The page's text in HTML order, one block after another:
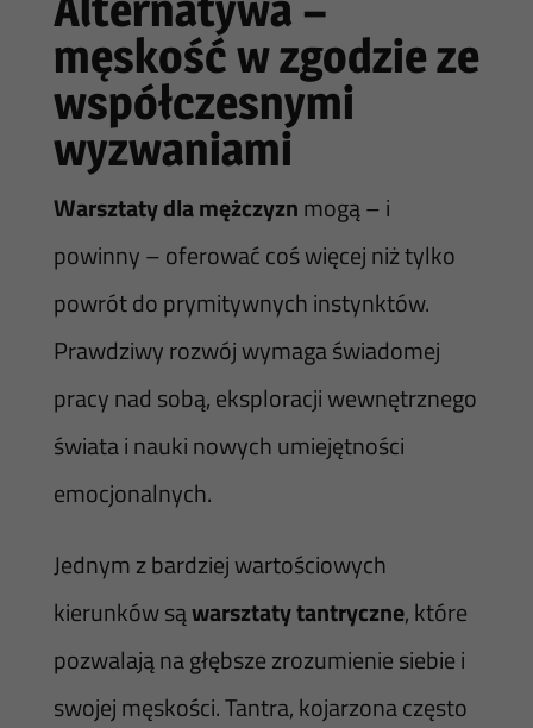
męskość w zgodzie ze
współczesnymi
wyzwaniami
Warsztaty dla mężczyznmogą – i
powinny – oferować coś więcej niż tylko
powrót do prymitywnych instynktów.
Prawdziwy rozwój wymaga świadomej
pracy nad sobą, eksploracji wewnętrznego
świata i nauki nowych umiejętności
emocjonalnych.
Jednym z bardziej wartościowych
kierunków sąwarsztaty tantryczne, które
pozwalają na głębsze zrozumienie siebie i
swojej męskości. Tantra, kojarzona często